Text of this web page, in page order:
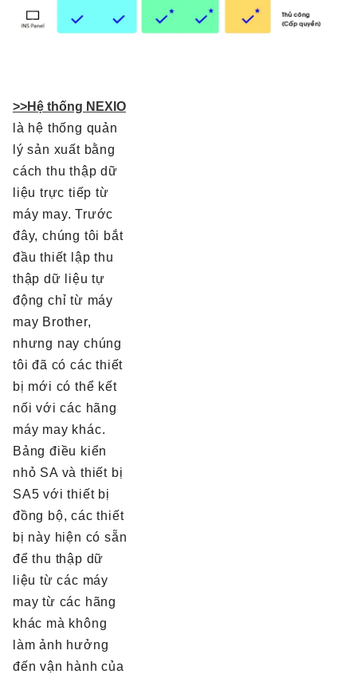
>>Hệ thống NEXIO
là hệ thống quản
lý sản xuất bằng
cách thu thập dữ
liệu trực tiếp từ
máy may. Trước
đây, chúng tôi bắt
đầu thiết lập thu
thập dữ liệu tự
động chỉ từ máy
may Brother,
nhưng nay chúng
tôi đã có các thiết
bị mới có thể kết
nối với các hãng
máy may khác.
Bảng điều kiển
nhỏ SA và thiết bị
SA5 với thiết bị
đồng bộ, các thiết
bị này hiện có sẵn
để thu thập dữ
liệu từ các máy
may từ các hãng
khác mà không
làm ảnh hưởng
đến vận hành của